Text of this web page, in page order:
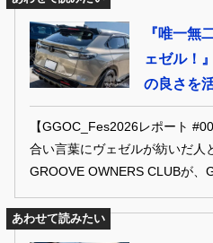
『唯一無
ェゼル！
の良さを
【GGOC_Fes2026レポート
合い言葉にヴェゼルが紡いだ人
GROOVE OWNERS CLUBが、
大人テイストでドレスアップさ
あわせて読みたい